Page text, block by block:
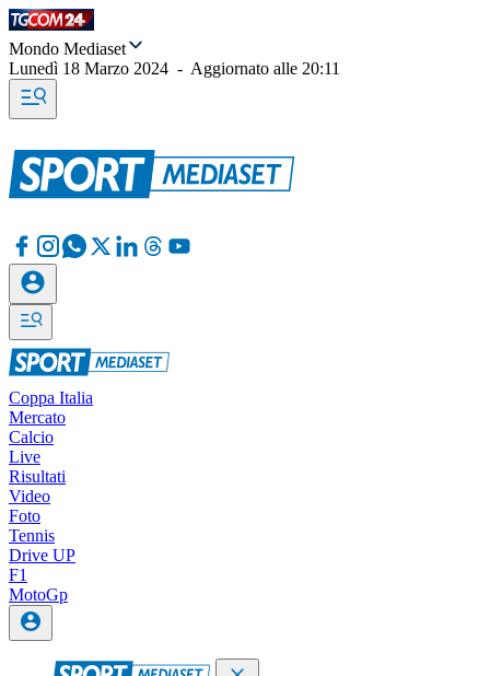
Mondo Mediaset
Lunedì 18 Marzo 2024 - Aggiornato alle 20:11
Coppa Italia
Mercato
Calcio
Live
Risultati
Video
Foto
Tennis
Drive UP
F1
MotoGp